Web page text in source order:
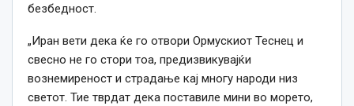
безбедност.
„Иран вети дека ќе го отвори Ормускиот Теснец и
свесно не го стори тоа, предизвикувајќи
вознемиреност и страдање кај многу народи низ
светот. Тие тврдат дека поставиле мини во морето,